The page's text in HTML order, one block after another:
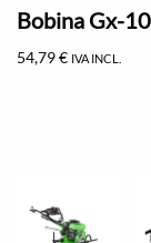
Bobina Gx-
54,79€ IVA INCL.